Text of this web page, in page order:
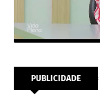
PUBLICIDADE